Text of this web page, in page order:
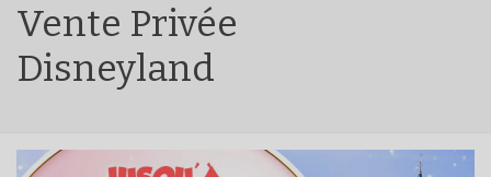
Vente Privée
Disneyland